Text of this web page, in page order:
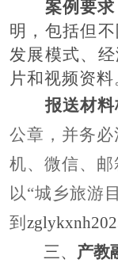
案例要
明，包括但
发展模式、
片和视频资料
报送材料
公章，并务
机、微信、
以“城乡旅游
到
三、 产教